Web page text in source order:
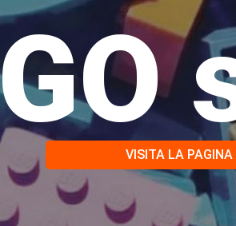
VISITA LA PAGINA